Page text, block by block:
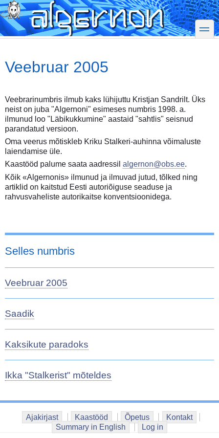
Skip
to
main
content
toggle
Veebruar 2005
Veebrarinumbris ilmub kaks lühijuttu Kristjan Sandrilt. Üks
neist on juba "Algernoni" esimeses numbris 1998. a.
ilmunud loo "Läbikukkumine" aastaid "sahtlis" seisnud
parandatud versioon.
Oma veerus mõtiskleb Kriku Stalkeri-auhinna võimaluste
laiendamise üle.
Kaastööd palume saata aadressil algernon@obs.ee.
Kõik «Algernonis» ilmunud ja ilmuvad jutud, tõlked ning
artiklid on kaitstud Eesti autoriõiguse seaduse ja
rahvusvaheliste autorikaitse konventsioonidega.
Selles numbris
Veebruar 2005
Saadik
Kaksikute paradoks
Ikka "Stalkerist" mõteldes
Ajakirjast Kaastööd Õpetus
Kontakt
Summary in English
Log in